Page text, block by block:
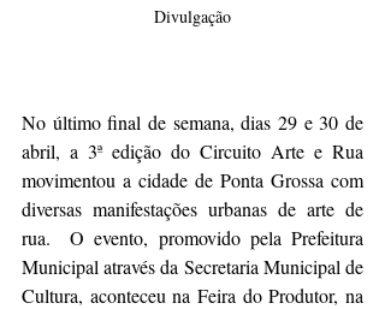
Divulgação
No último final de semana, dias 29 e 30 de
abril, a 3ª edição do Circuito Arte e Rua
movimentou a cidade de Ponta Grossa com
diversas manifestações urbanas de arte de
rua.  O evento, promovido pela Prefeitura
Municipal através da Secretaria Municipal de
Cultura, aconteceu na Feira do Produtor, na